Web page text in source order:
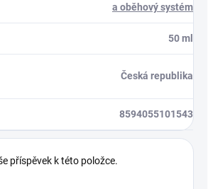
a oběhový systém
50 ml
Česká republika
8594055101543
příspěvek k této položce.